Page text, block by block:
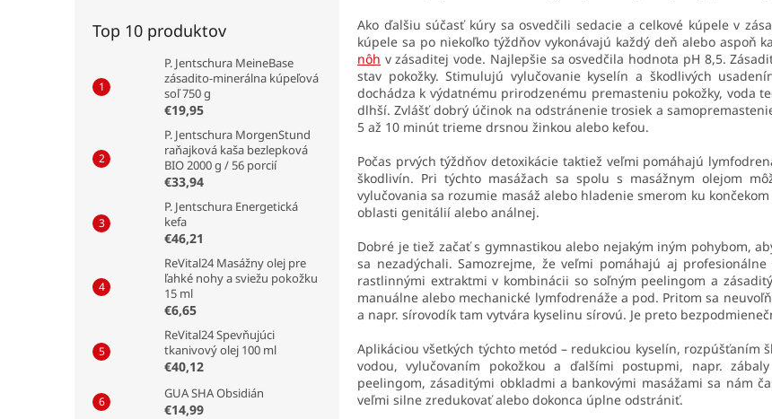
Top 10 produktov
P. Jentschura MeineBase
zásadito-minerálna kúpeľová
soľ 750 g
€19,95
P. Jentschura MorgenStund
raňajková kaša bezlepková
BIO 2000 g / 56 porcií
€33,94
P. Jentschura Energetická
kefa
€46,21
ReVital24 Masážny olej pre
ľahké nohy a sviežu pokožku
15 ml
€6,65
ReVital24 Spevňujúci
tkanivový olej 100 ml
€40,12
GUA SHA Obsidián
€14,99
Ako ďalšiu súčasť kúry sa osvedčili sedacie a celkové kúpele v
kúpele sa po niekoľko týždňov vykonávajú každý deň alebo aspoň
nôh v zásaditej vode. Najlepšie sa osvedčila hodnota pH 8,5.
stav pokožky. Stimulujú vylučovanie kyselín a škodlivých
dochádza k výdatnému prirodzenému premasteniu pokožky, voda
dlhší. Zvlášť dobrý účinok na odstránenie trosiek a
5 až 10 minút trieme drsnou žinkou alebo kefou.
Počas prvých týždňov detoxikácie taktiež veľmi pomáhajú
škodlivín. Pri týchto masážach sa spolu s masážnym olejom
vylučovania sa rozumie masáž alebo hladenie smerom ku
oblasti genitálií alebo análnej.
Dobré je tiež začať s gymnastikou alebo nejakým iným pohybom,
sa nezadýchali. Samozrejme, že veľmi pomáhajú aj
rastlinnými extraktmi v kombinácii so soľným peelingom a
manuálne alebo mechanické lymfodrenáže a pod. Pritom sa
a napr. sírovodík tam vytvára kyselinu sírovú. Je preto
Aplikáciou všetkých týchto metód – redukciou kyselín, rozpúšťaním
vodou, vylučovaním pokožkou a ďalšími postupmi, napr.
peelingom, zásaditými obkladmi a bankovými masážami sa nám
veľmi silne zredukovať alebo dokonca úplne odstrániť.